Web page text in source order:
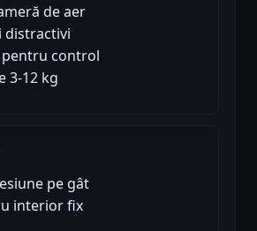
de aer
distractivi
control
3-12 kg
pe gât
interior fix